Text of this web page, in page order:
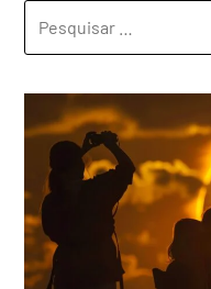
POR: